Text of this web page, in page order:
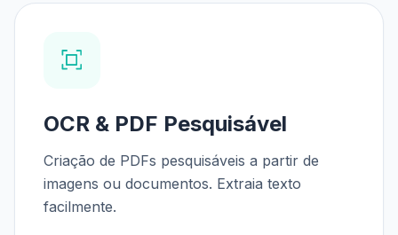
OCR & PDF Pesquisável
Criação de PDFs pesquisáveis a partir de
imagens ou documentos. Extraia texto
facilmente.